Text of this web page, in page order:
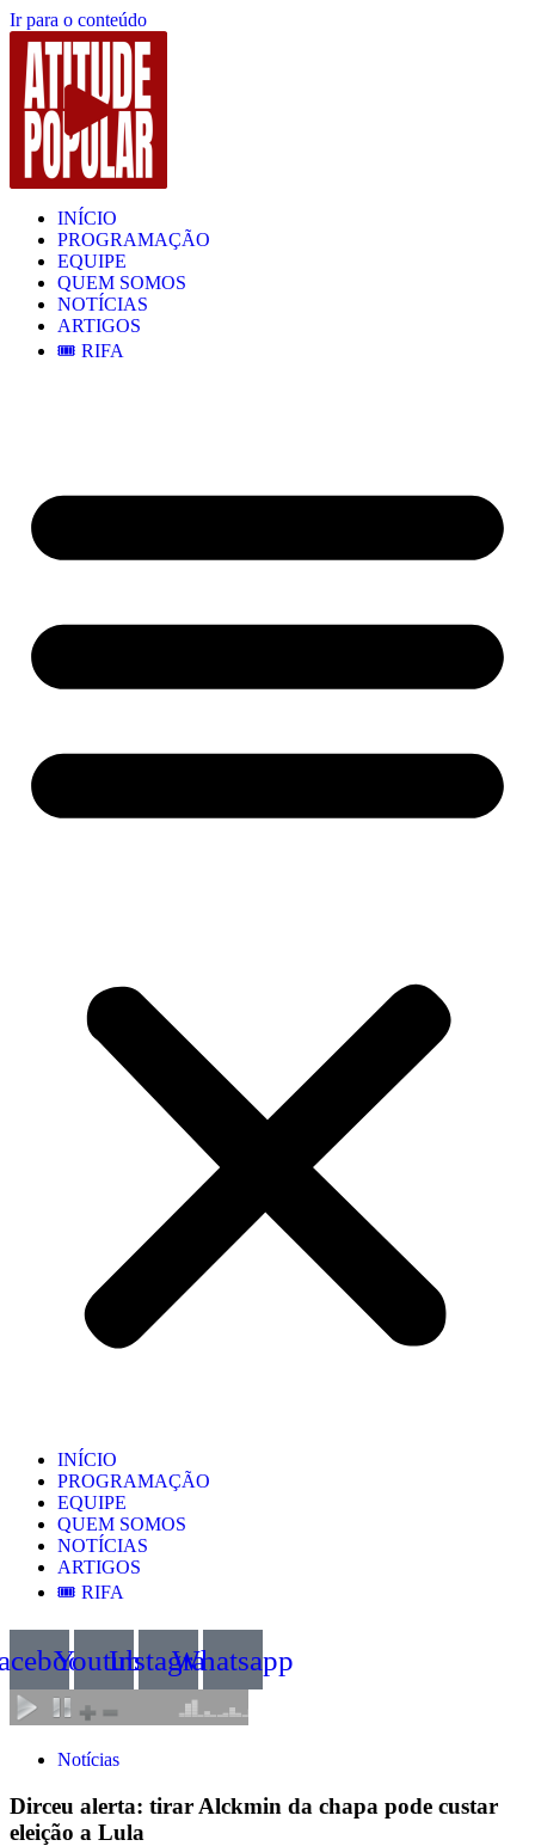
Ir para o conteúdo
INÍCIO
PROGRAMAÇÃO
EQUIPE
QUEM SOMOS
NOTÍCIAS
ARTIGOS
🎟️ RIFA
INÍCIO
PROGRAMAÇÃO
EQUIPE
QUEM SOMOS
NOTÍCIAS
ARTIGOS
🎟️ RIFA
YoutubeInstagramWhatsapp
Notícias
Dirceu alerta: tirar Alckmin da chapa pode custar
eleição a Lula